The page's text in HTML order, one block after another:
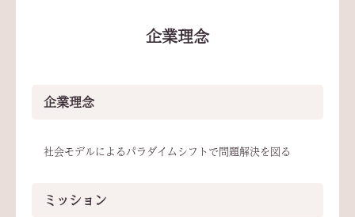
企業理念
企業理念
社会モデルによるパラダイムシフトで問題解決を図る
ミッション